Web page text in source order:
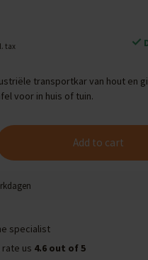
tax
transportkar van hout en
voor in huis of tuin.
Add to cart
specialist
us 4.6 out of 5